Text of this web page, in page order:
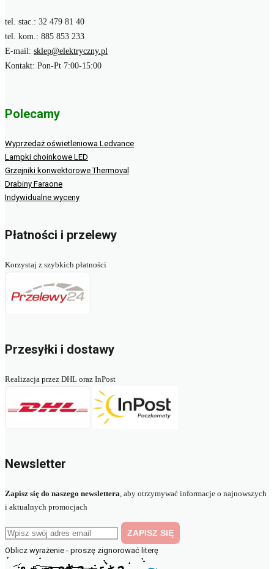
tel. stac.: 32 479 81 40
tel. kom.: 885 853 233
E-mail: sklep@elektryczny.pl
Kontakt: Pon-Pt 7:00-15:00
Polecamy
Wyprzedaż oświetleniowa Ledvance
Lampki choinkowe LED
Grzejniki konwektorowe Thermoval
Drabiny Faraone
Indywidualne wyceny
Płatności i przelewy
Korzystaj z szybkich płatności
Przesyłki i dostawy
Realizacja przez DHL oraz InPost
Newsletter
Zapisz się do naszego newslettera, aby otrzymywać informacje o najnowszych
i aktualnych promocjach
Oblicz wyrażenie - proszę zignorować literę